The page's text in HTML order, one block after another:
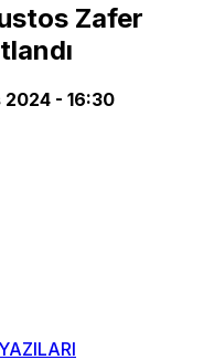
Zafer
- 16:30